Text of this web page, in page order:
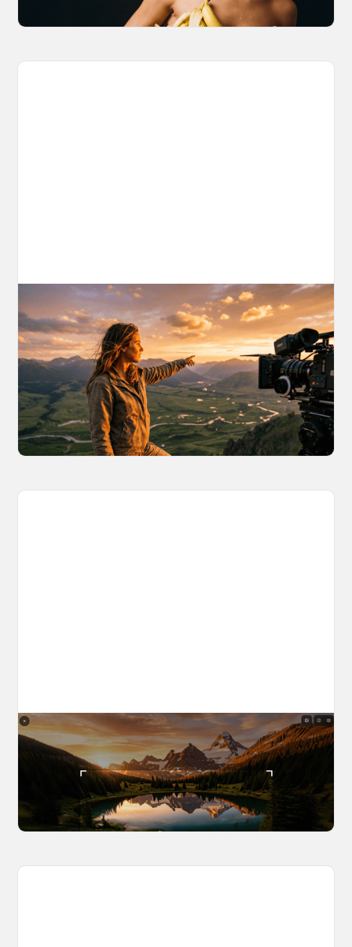
AI World Building for Content Creators:
A More Consistent Approach to AI
Content
Learn why building persistent AI worlds beats
one-off video generation for content creators,
and how to create such 3D environments with
OpenArt Worlds.
March 26, 2026
The World Builder's Handbook
Build a world once, shoot from it forever. Your
complete guide to creating, navigating, and
capturing inside OpenArt Worlds.
March 25, 2026